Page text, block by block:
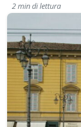
2 min di lettura